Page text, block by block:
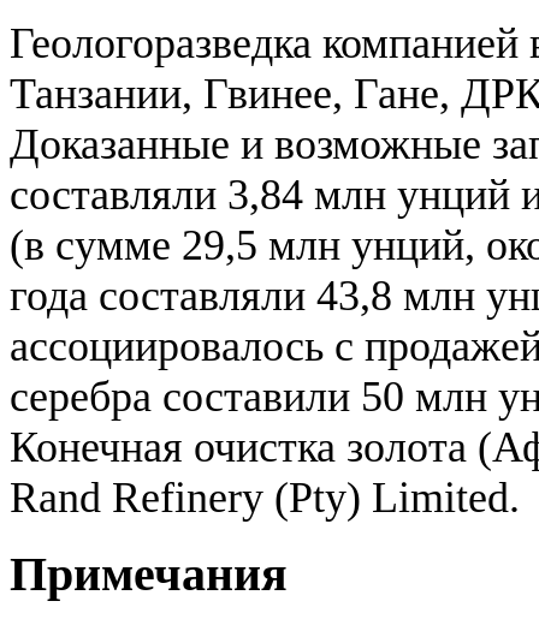
Геологоразведка
Танзании, Гвинее, Гане,
Доказанные и возможные
составляли 3,84 млн унций
(в сумме 29,5 млн унций,
года составляли 43,8 млн
ассоциировалось с
серебра составили 50 млн
Конечная очистка золота
Rand Refinery (Pty) Limited.
Примечания